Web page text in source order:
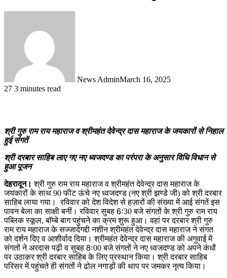
News AdminMarch 16, 2025
27 3 minutes read
श्री गुरु राम राय महाराज व श्रीमहंत देवेन्द्र दास महाराज के जयकारों से निहाल
हुई संगतें
श्री दरबार साहिब लाए गए नए ध्वजदण्ड का परंपरा के अनुसार विधि विधान से
हुआ पूजन
देहरादून। श्री गुरु राम राय महाराज व श्रीमहंत देवेन्द्र दास महाराज के
जयकारों के साथ 90 फीट ऊंचे नए ध्वजदण्ड (नए श्री झण्डे जी) को श्री दरबार
साहिब लाया गया। रविवार को देश विदेश से हज़ारों की संख्या में आई संगतें इस
पावन बेला का साक्षी बनीं। रविवार सुबह 6ः30 बजे संगतों के श्री गुरु राम राय
पब्लिक स्कूल, बाॅम्बे बाग पहुंचने का क्रम शुरू हुआ। वहां पर दरबार श्री गुरु
राम राय महाराज के सज्जादेगद्दी नशीन श्रीमहंत देवेन्द्र दास महाराज ने संगत
को दर्शन दिए व आशीर्वाद दिया। श्रीमहंत देवेन्द्र दास महाराज की अगुवाई में
संगतों ने अरदास पढ़ी व सुबह 8ः00 बजे संगतों ने नए ध्वजदण्ड को अपने कंधों
पर उठाकर श्री दरबार साहिब के लिए प्रस्थान किया। श्री दरबार साहिब
परिसर में पहुंचते ही संगतों ने ढोल नगाड़ों की थाप पर जमकर नृत्य किया।